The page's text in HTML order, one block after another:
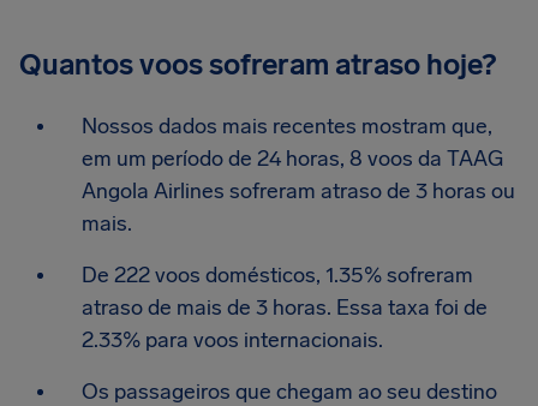
Quantos voos sofreram atraso hoje?
Nossos dados mais recentes mostram que,
em um período de 24 horas, 8 voos da TAAG
Angola Airlines sofreram atraso de 3 horas ou
mais.
De 222 voos domésticos, 1.35% sofreram
atraso de mais de 3 horas. Essa taxa foi de
2.33% para voos internacionais.
Os passageiros que chegam ao seu destino